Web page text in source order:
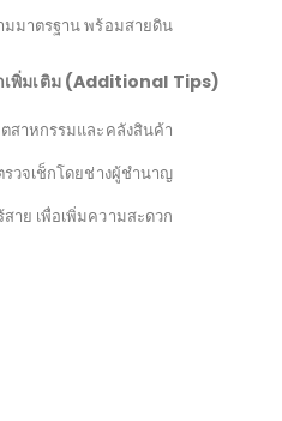
มมาตรฐาน พร้อมสายดิน
พิ่มเติม (Additional Tips)
สาหกรรมและคลังสินค้า
วจเช็กโดยช่างผู้ชำนาญ
าย เพื่อเพิ่มความสะดวก